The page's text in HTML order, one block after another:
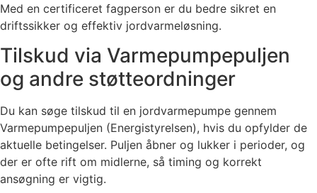
Med en certificeret fagperson er du bedre sikret en
driftssikker og effektiv jordvarmeløsning.
Tilskud via Varmepumpepuljen
og andre støtteordninger
Du kan søge tilskud til en jordvarmepumpe gennem
Varmepumpepuljen (Energistyrelsen), hvis du opfylder de
aktuelle betingelser. Puljen åbner og lukker i perioder, og
der er ofte rift om midlerne, så timing og korrekt
ansøgning er vigtig.